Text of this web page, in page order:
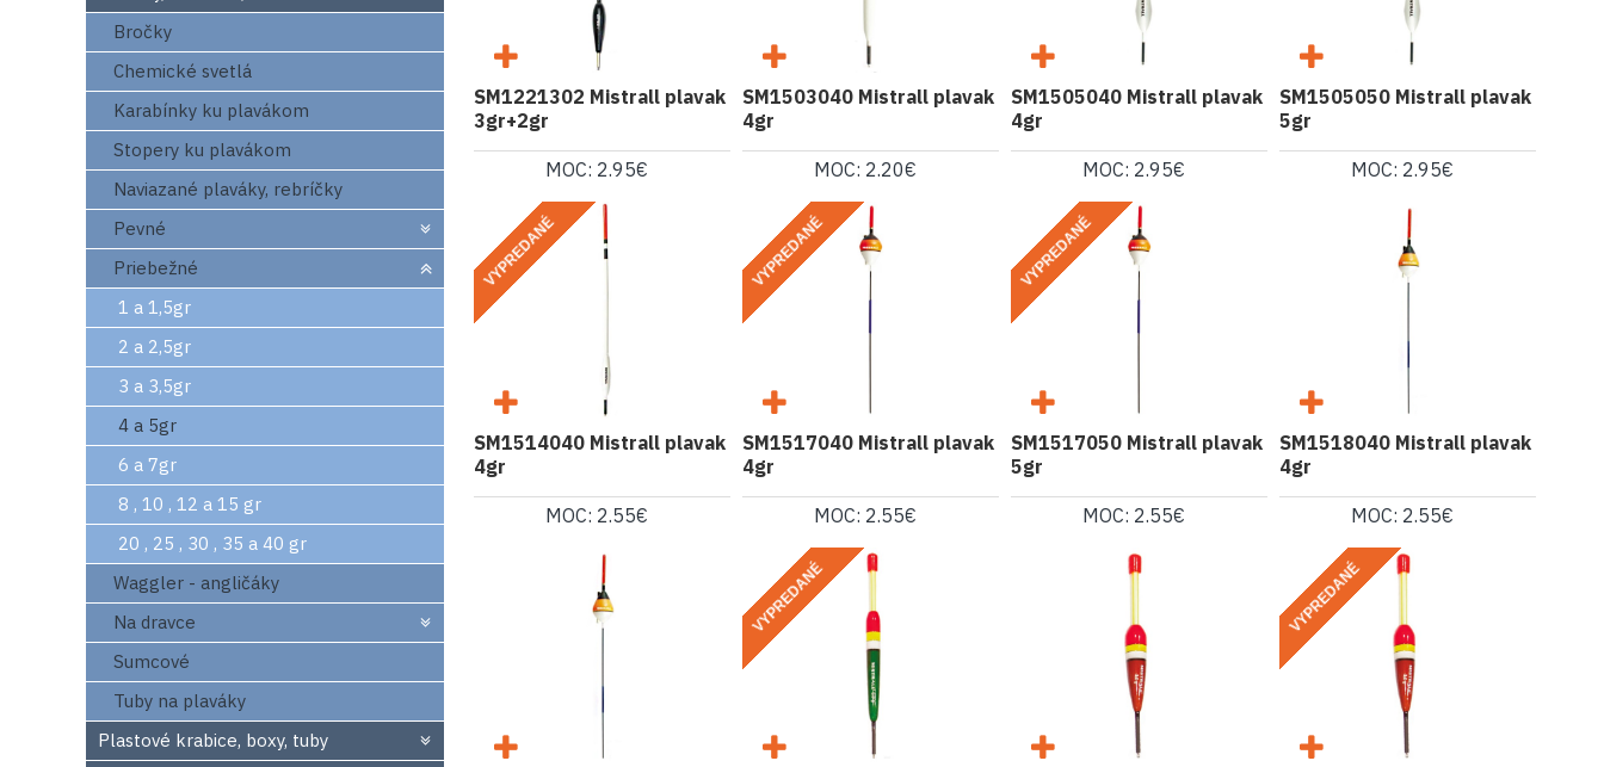
Bročky
Chemické svetlá
Karabínky ku plavákom
Stopery ku plavákom
Naviazané plaváky, rebríčky
Pevné
Priebežné
1 a 1,5gr
2 a 2,5gr
3 a 3,5gr
4 a 5gr
6 a 7gr
8 , 10 , 12 a 15 gr
20 , 25 , 30 , 35 a 40 gr
Waggler - angličáky
Na dravce
Sumcové
Tuby na plaváky
Plastové krabice, boxy, tuby
SM1221302 Mistrall plavak
3gr+2gr
MOC: 2.95€
SM1503040 Mistrall plavak
4gr
MOC: 2.20€
SM1505040 Mistrall plavak
4gr
MOC: 2.95€
SM1505050 Mistrall plavak
5gr
MOC: 2.95€
VYPREDANÉ
SM1514040 Mistrall plavak
4gr
MOC: 2.55€
VYPREDANÉ
SM1517040 Mistrall plavak
4gr
MOC: 2.55€
VYPREDANÉ
SM1517050 Mistrall plavak
5gr
MOC: 2.55€
SM1518040 Mistrall plavak
4gr
MOC: 2.55€
VYPREDANÉ VYPREDANÉ